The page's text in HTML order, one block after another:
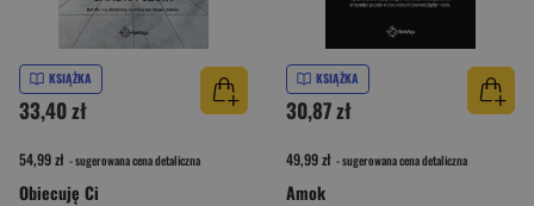
KSIĄŻKA
33,40 zł
54,99 zł - sugerowana cena detaliczna
Obiecuję Ci
KSIĄŻKA
30,87 zł
49,99 zł - sugerowana cena detaliczna
Amok